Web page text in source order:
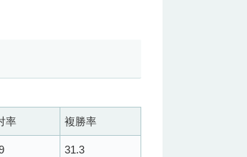
率 複勝率
31.3